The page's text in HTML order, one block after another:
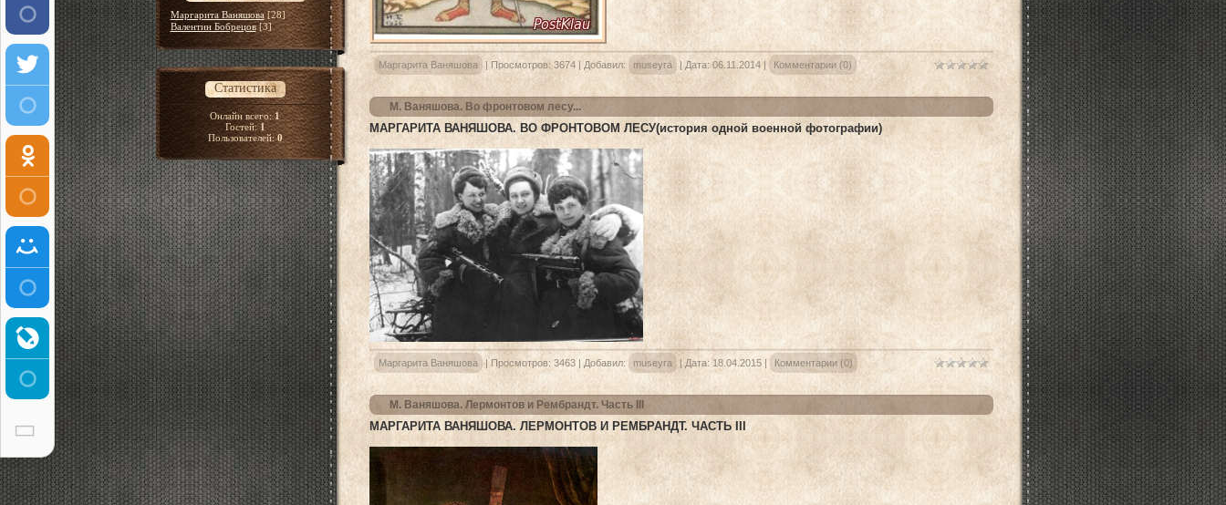
Маргарита Ваняшова [28]
Валентин Бобрецов [3]
Статистика
Онлайн всего:1
Гостей:1
Пользователей:0
Маргарита Ваняшова | Просмотров: 3674| Добавил: museyra | Дата: 06.11.2014 | Комментарии (0)
М. Ваняшова. Во фронтовом лесу...
МАРГАРИТА ВАНЯШОВА. ВО ФРОНТОВОМ ЛЕСУ(история одной военной фотографии)
Маргарита Ваняшова | Просмотров: 3463| Добавил: museyra | Дата: 18.04.2015 | Комментарии (0)
М. Ваняшова. Лермонтов и Рембрандт. Часть III
МАРГАРИТА ВАНЯШОВА. ЛЕРМОНТОВ И РЕМБРАНДТ. ЧАСТЬ III